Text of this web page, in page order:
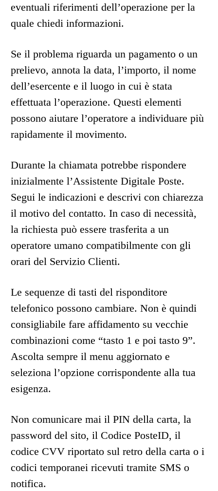
eventuali riferimenti dell’operazione per la
quale chiedi informazioni.
Se il problema riguarda un pagamento o un
prelievo, annota la data, l’importo, il nome
dell’esercente e il luogo in cui è stata
effettuata l’operazione. Questi elementi
possono aiutare l’operatore a individuare più
rapidamente il movimento.
Durante la chiamata potrebbe rispondere
inizialmente l’Assistente Digitale Poste.
Segui le indicazioni e descrivi con chiarezza
il motivo del contatto. In caso di necessità,
la richiesta può essere trasferita a un
operatore umano compatibilmente con gli
orari del Servizio Clienti.
Le sequenze di tasti del risponditore
telefonico possono cambiare. Non è quindi
consigliabile fare affidamento su vecchie
combinazioni come “tasto 1 e poi tasto 9”.
Ascolta sempre il menu aggiornato e
seleziona l’opzione corrispondente alla tua
esigenza.
Non comunicare mai il PIN della carta, la
password del sito, il Codice PosteID, il
codice CVV riportato sul retro della carta o i
codici temporanei ricevuti tramite SMS o
notifica.